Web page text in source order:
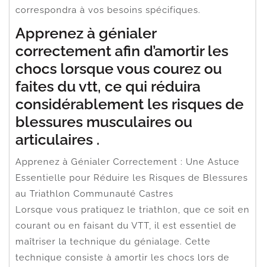
correspondra à vos besoins spécifiques.
Apprenez à génialer
correctement afin d’amortir les
chocs lorsque vous courez ou
faites du vtt, ce qui réduira
considérablement les risques de
blessures musculaires ou
articulaires .
Apprenez à Génialer Correctement : Une Astuce
Essentielle pour Réduire les Risques de Blessures
au Triathlon Communauté Castres
Lorsque vous pratiquez le triathlon, que ce soit en
courant ou en faisant du VTT, il est essentiel de
maîtriser la technique du génialage. Cette
technique consiste à amortir les chocs lors de